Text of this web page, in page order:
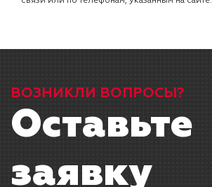
ВОЗНИКЛИ ВОПРОСЫ?
Оставьте
заявку